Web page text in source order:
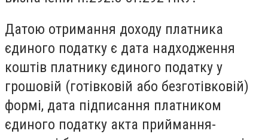
Датою отримання доходу платника
єдиного податку є дата надходження
коштів платнику єдиного податку у
грошовій (готівковій або безготівковій)
формі, дата підписання платником
єдиного податку акта приймання-